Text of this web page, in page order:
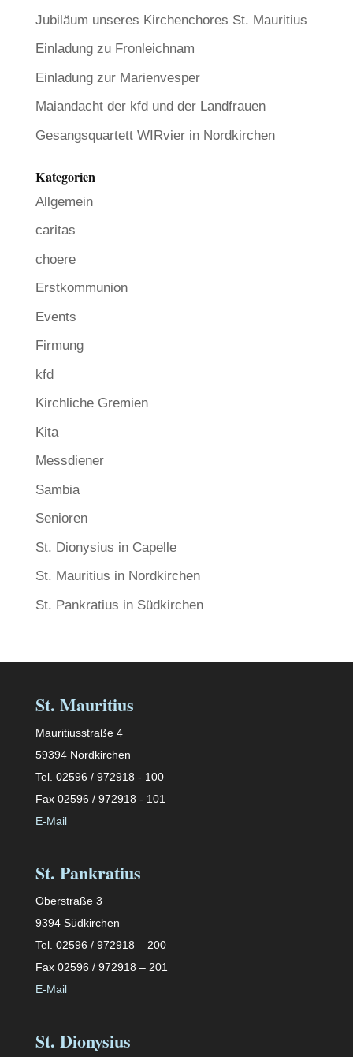
Jubiläum unseres Kirchenchores St. Mauritius
Einladung zu Fronleichnam
Einladung zur Marienvesper
Maiandacht der kfd und der Landfrauen
Gesangsquartett WIRvier in Nordkirchen
Kategorien
Allgemein
caritas
choere
Erstkommunion
Events
Firmung
kfd
Kirchliche Gremien
Kita
Messdiener
Sambia
Senioren
St. Dionysius in Capelle
St. Mauritius in Nordkirchen
St. Pankratius in Südkirchen
St. Mauritius
Mauritiusstraße 4
59394 Nordkirchen
Tel. 02596 / 972918 - 100
Fax 02596 / 972918 - 101
E-Mail
St. Pankratius
Oberstraße 3
9394 Südkirchen
Tel. 02596 / 972918 – 200
Fax 02596 / 972918 – 201
E-Mail
St. Dionysius